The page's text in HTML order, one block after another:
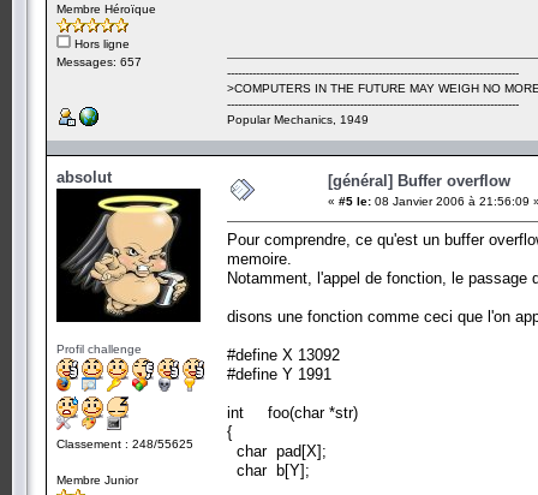
Membre Héroïque
Hors ligne
Messages: 657
---------------------------------------------------------------------------------
>COMPUTERS IN THE FUTURE MAY WEIGH NO
---------------------------------------------------------------------------------
Popular Mechanics, 1949
absolut
Profil challenge
Classement : 248/55625
Membre Junior
[général] Buffer overflow
« #5 le: 08 Janvier 2006 à 21:56:09
Pour comprendre, ce qu'est un buffer
memoire.
Notamment, l'appel de fonction, le
disons une fonction comme ceci que l'on
#define X 13092
#define Y 1991
int foo(char *str)
{
char pad[X];
char b[Y];